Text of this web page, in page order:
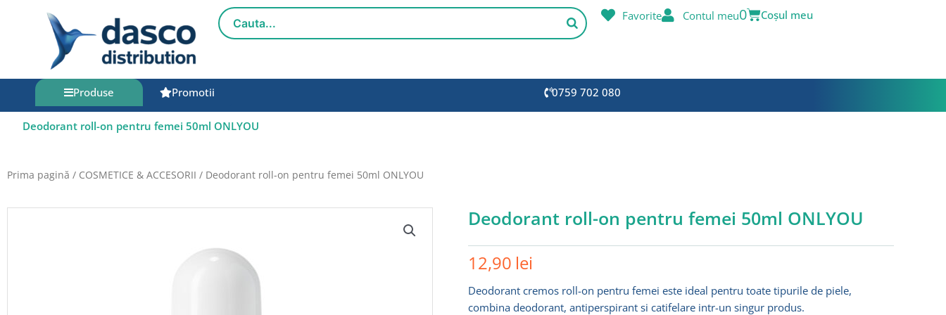
Favorite Contul meu0
Cart
Produse Promotii 0759 702 080
Deodorant roll-on pentru femei 50ml ONLYOU
Prima pagină / COSMETICE & ACCESORII / Deodorant roll-on pentru femei 50ml ONLYOU
Deodorant roll-on pentru femei 50ml ONLYOU
12,90 lei
Deodorant cremos roll-on pentru femei este ideal pentru toate tipurile de piele,
combina deodorant, antiperspirant si catifelare intr-un singur produs.